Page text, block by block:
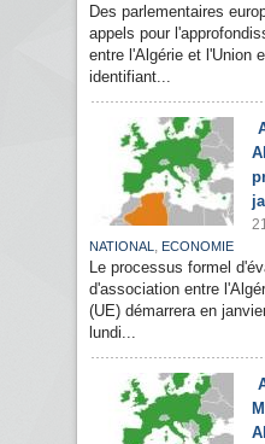
Des parlementaires
appels pour
entre l'Algérie et l'Union
identifiant...
NATIONAL , ECONOMIE
Le processus formel
d'association entre
(UE) démarrera en
lundi...